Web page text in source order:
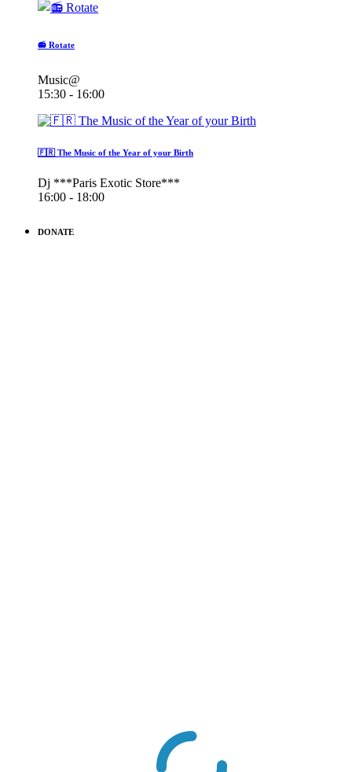
📻 Rotate
Music@
15:30 - 16:00
🇫🇷 The Music of the Year of your Birth
Dj ***Paris Exotic Store***
16:00 - 18:00
DONATE